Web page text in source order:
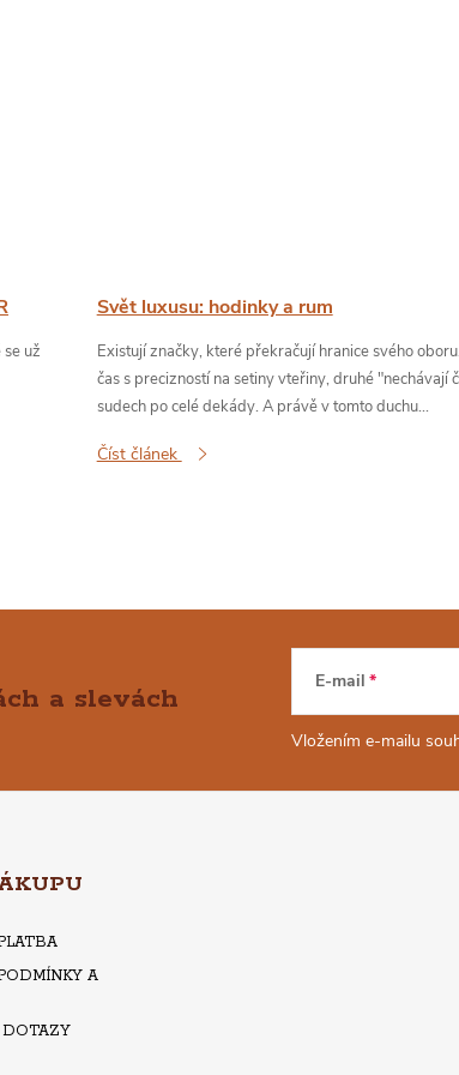
už
Svět luxusu: hodinky a rum
Existují značky, které překračují hranice svého
čas s precizností na setiny vteřiny, druhé "nechávají
sudech po celé dekády. A právě v tomto duchu...
Číst článek
a slevách
E-mail
Vložením e-mailu
A
DOTAZY